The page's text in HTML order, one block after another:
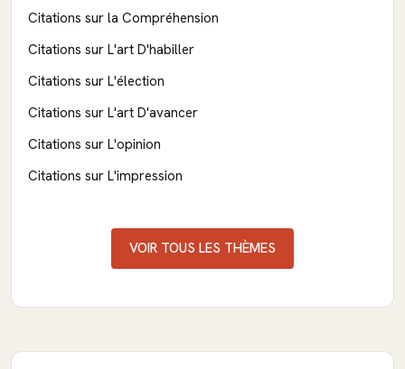
Citations sur la Compréhension
Citations sur L'art D'habiller
Citations sur L'élection
Citations sur L'art D'avancer
Citations sur L'opinion
Citations sur L'impression
VOIR TOUS LES THÈMES